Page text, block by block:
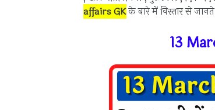
affairsGKके बारे में विस्तार से
13